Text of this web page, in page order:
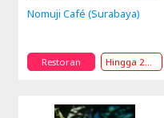
Nomuji Café (Surabaya)
Restoran Hingga 20% Diskon